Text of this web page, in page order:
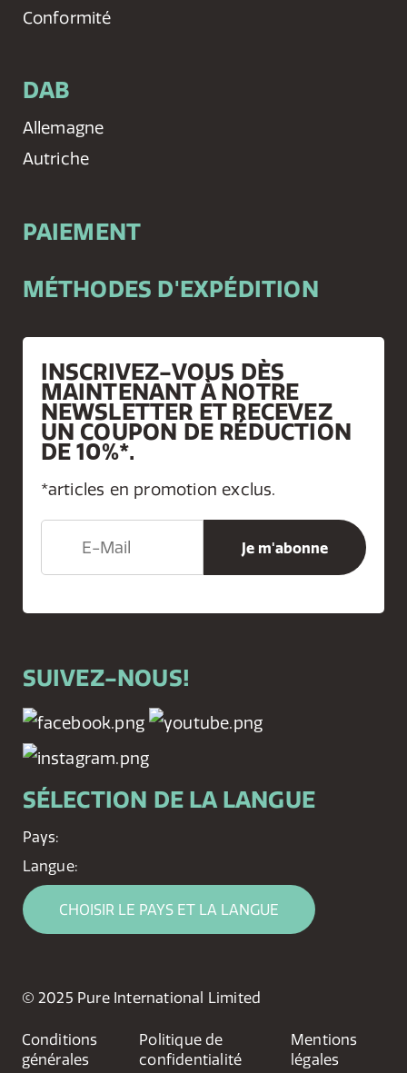
Conformité
DAB
Allemagne
Autriche
PAIEMENT
MÉTHODES D'EXPÉDITION
INSCRIVEZ-VOUS DÈS
MAINTENANT À NOTRE
NEWSLETTER ET RECEVEZ
UN COUPON DE RÉDUCTION
DE 10%*.
*articles en promotion exclus.
SUIVEZ-NOUS!
SÉLECTION DE LA LANGUE
Pays:
Langue:
CHOISIR LE PAYS ET LA LANGUE
© 2025 Pure International Limited
Conditions
générales
Politique de
confidentialité
Mentions
légales